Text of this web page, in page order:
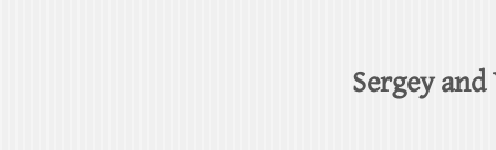
Sergey